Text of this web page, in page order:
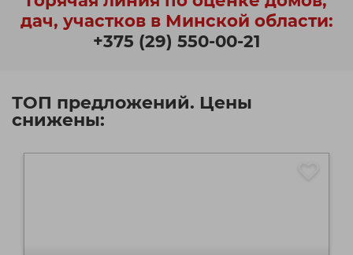
дач, участков в Минской области:
+375 (29) 550-00-21
ТОП предложений. Цены
снижены: